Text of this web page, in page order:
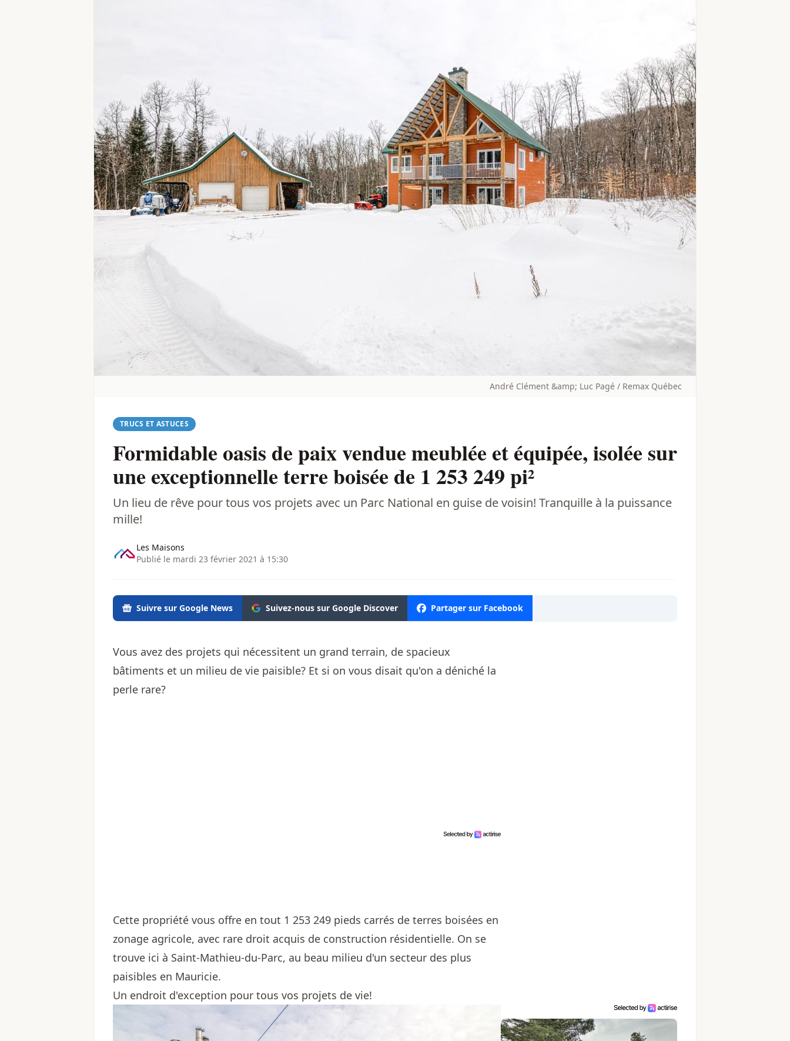
André Clément &amp; Luc Pagé / Remax Québec
TRUCS ET ASTUCES
Formidable oasis de paix vendue meublée et équipée, isolée sur
une exceptionnelle terre boisée de 1 253 249 pi²
Un lieu de rêve pour tous vos projets avec un Parc National en guise de voisin! Tranquille à la puissance
mille!
Les Maisons
Publié le mardi 23 février 2021 à 15:30
Suivre sur Google News Suivez-nous sur Google Discover Partager sur Facebook
Vous avez des projets qui nécessitent un grand terrain, de spacieux
bâtiments et un milieu de vie paisible? Et si on vous disait qu'on a déniché la
perle rare?
Cette propriété vous offre en tout 1 253 249 pieds carrés de terres boisées en
zonage agricole, avec rare droit acquis de construction résidentielle. On se
trouve ici à Saint-Mathieu-du-Parc, au beau milieu d'un secteur des plus
paisibles en Mauricie.
Un endroit d'exception pour tous vos projets de vie!